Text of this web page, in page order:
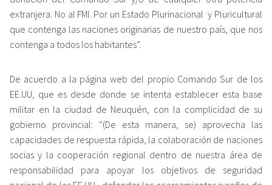
extranjera. No al FMI. Por un Estado Plurinacional y Pluricultural
que contenga las naciones originarias de nuestro país, que nos
contenga a todos los habitantes”.
De acuerdo a la página web del propio Comando Sur de los
EE.UU, que es desde donde se intenta establecer esta base
militar en la ciudad de Neuquén, con la complicidad de su
gobierno provincial: “(De esta manera, se) aprovecha las
capacidades de respuesta rápida, la colaboración de naciones
socias y la cooperación regional dentro de nuestra área de
responsabilidad para apoyar los objetivos de seguridad